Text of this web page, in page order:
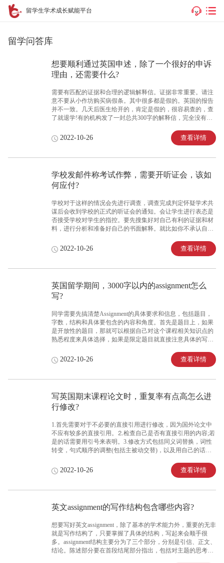
留学生学术成长赋能平台
留学问答库
想要顺利通过英国申述，除了一个很好的申诉
理由，还需要什么?
需要有匹配的证据和合理的逻辑解释信。证据非常重要。请注
意不要从小作坊购买病假条。其中很多都是假的。英国的报告
并不一致。几天后医生给开的，肯定是假的，很容易查的，查
了就退学!有的机构发了一封总共300字的解释信，完全没有说
的情况肯定不同，不能适用。如果任何组织不情愿材料被隐藏
起来。估计是你发的内容有问题。你需要格外小心。
2022-10-26 查看详情
学校发邮件称考试作弊，需要开听证会，该如
何应付?
学校对于这样的情况会先进行调查，调查完成判定怀疑学术共
谋后会收到学校的正式的听证会的通知。会让学生进行表态是
否接受学校对学生的指控。要先搜集好对自己有利的证据和材
料，进行分析和准备好自己的书面解释。就比如你不承认自己
据。在听证会上需要学生自己来进行陈述，回答委员的问题，
在此之前一定要做好充足的准备，如果口语不是很好，可以找
情况帮助学生判断他所处的境地，在事实的基础上指导学生如
何抓住有利点来进行辩解，把对自己的处分降低到很小的程度
甚至是取消。
2022-10-26 查看详情
英国留学期间，3000字以内的assignment怎么
写?
同学需要先搞清楚Assignment的具体要求和信息，包括题目，
字数，结构和具体要包含的内容和角度。首先是题目上，如果
是开放性的题目，那就可以根据自己对这个课程相关知识点的
熟悉程度来具体选择，如果是限定题目就直接注意具体的写作
求来进行，注意开放性的试题一定要体现自己的辩证性思维，
观点不能够太片面;此外，一定要注意评分标准和格式，不要在
2022-10-26 查看详情
写英国期末课程论文时，重复率有点高怎么进
行修改?
1.首先需要对于不必要的直接引用进行修改，因为国外论文中
不应有较多的直接引用。⒉检查自己是否有直接引用的内容;若
是的话需要用引号来表明。3.修改方式包括同义词替换，词性
转变，句式顺序的调整(包括主被动交替)，以及用自己的话概
的告诉你哪些内容需要你进行调整。
2022-10-26 查看详情
英文assignment的写作结构包含哪些内容?
想要写好英文assignment，除了基本的学术能力外，重要的无非
就是写作结构了，只要掌握了具体的结构，写起来会顺手很
多。assignment结构主要分为了三个部分，分别是引信、正文、
结论。陈述部分要在首段结尾部分指出，包括对主题的思考、